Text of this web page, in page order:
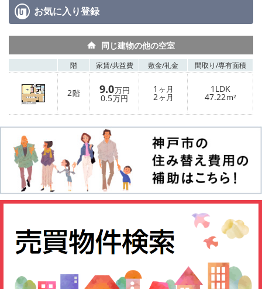
お気に入り登録
同じ建物の他の空室
階 家賃/共益費 敷金/礼金 間取り/専有面積
2階 9.0万円
0.5万円
1 ヶ月
2ヶ月
1LDK
47.22m²